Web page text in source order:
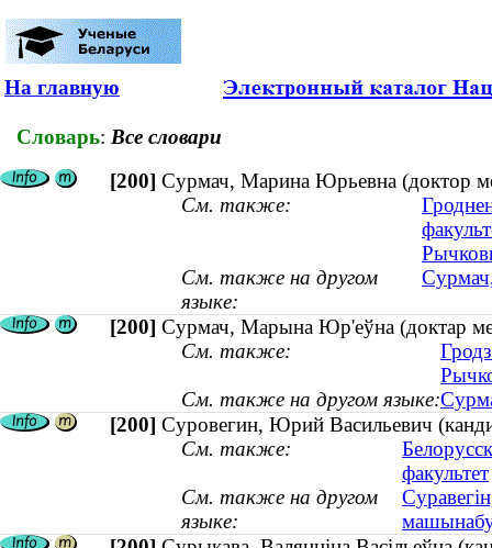
На главную
Словарь: Все словари
[200] Сурмач, Марина Юрьевна (доктор
См. также:
См. также на другом
языке:
[200] Сурмач, Марына Юр'еўна (доктар
См. также:
См. также на другом языке:
[200] Суровегин, Юрий Васильевич
См. также:
факультет
См. также на другом
языке: